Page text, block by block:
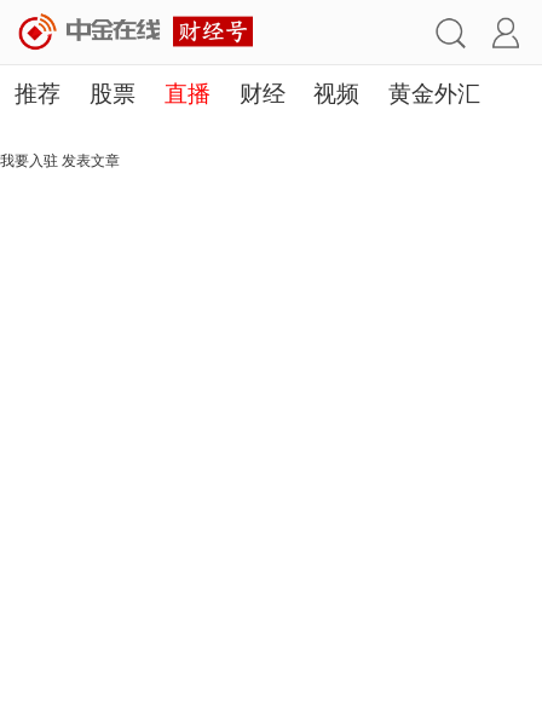
推荐 股票 直播 财经 视频 黄金外汇
理财 行业
我要入驻 发表文章